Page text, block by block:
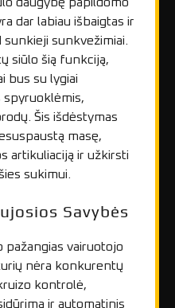
dar labiau išbaigtas ir
sunkvežimiai.
siūlo šią funkciją,
bus su lygiai
spyruoklėmis,
Šis išdėstymas
masę,
artikuliaciją ir užkirsti
sukimui.
Savybės
pažangias vairuotojo
nėra konkurentų
kontrolė,
ir automatinis